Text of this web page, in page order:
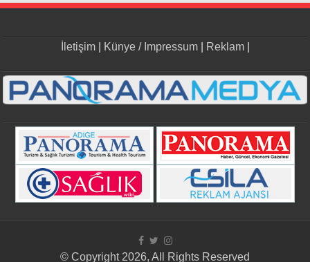
İletişim| Künye / Impressum| Reklam|
© Copyright 2026, All Rights Reserved